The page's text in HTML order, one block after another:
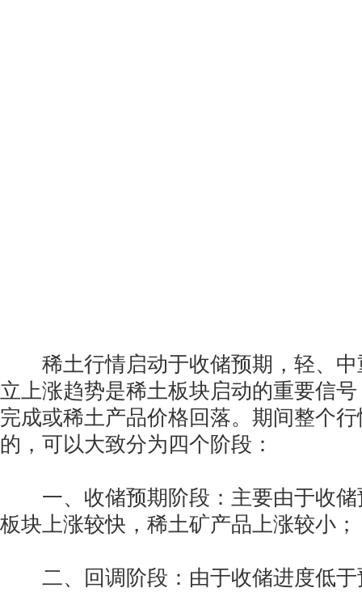
稀土行情启动于收储预期，轻、中
立上涨趋势是稀土板块启动的重要信
完成或稀土产品价格回落。期间整个
的，可以大致分为四个阶段：
一、收储预期阶段：主要由于收储
板块上涨较快，稀土矿产品上涨较小；
二、回调阶段：由于收储进度低于